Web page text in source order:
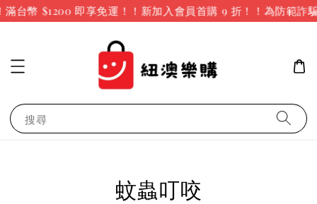
台幣 $1200 即享免運！！新加入會員首購 9 折！！ 為防範詐
搜尋
蚊蟲叮咬